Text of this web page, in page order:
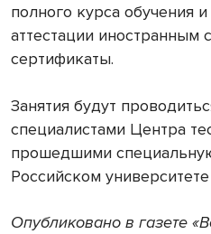
полного курса обучения
аттестации иностранным
сертификаты.
Занятия будут
специалистами Центра
прошедшими
Российском
Опубликовано в газете